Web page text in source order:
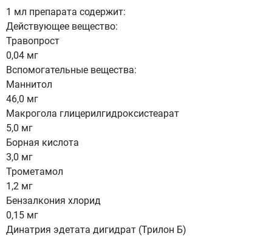
1 мл препарата содержит:
Действующее вещество:
Травопрост
0,04 мг
Вспомогательные вещества:
Маннитол
46,0 мг
Макрогола глицерилгидроксистеарат
5,0 мг
Борная кислота
3,0 мг
Трометамол
1,2 мг
Бензалкония хлорид
0,15 мг
Динатрия эдетата дигидрат (Трилон Б)